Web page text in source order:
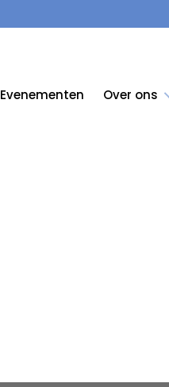
Evenementen Over ons